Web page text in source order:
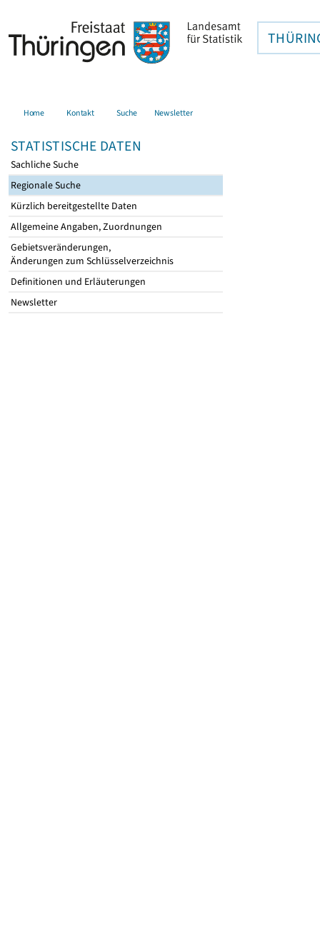
Home Kontakt Suche Newsletter
STATISTISCHE DATEN
Sachliche Suche
Regionale Suche
Kürzlich bereitgestellte Daten
Allgemeine Angaben, Zuordnungen
Gebietsveränderungen,
Änderungen zum Schlüsselverzeichnis
Definitionen und Erläuterungen
Newsletter